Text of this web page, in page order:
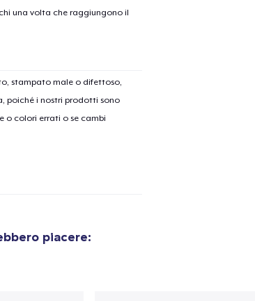
una volta che raggiungono il
stampato male o difettoso,
poiché i nostri prodotti sono
o colori errati o se cambi
piacere: